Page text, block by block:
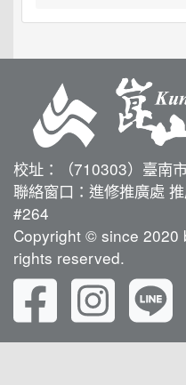
校址：（710303）臺南
聯絡窗口：進修推廣處
#264
Copyright © since 2020
rights reserved.